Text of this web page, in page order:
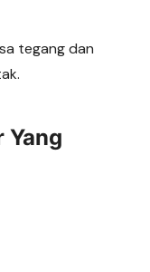
tegang dan
Yang